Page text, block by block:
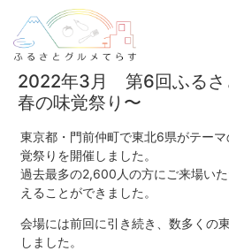
2022年3月 第6回ふるさ
春の味覚祭り〜
東京都・門前仲町で東北6県がテー
覚祭りを開催しました。
過去最多の2,600人の方にご来場い
えることができました。
会場には前回に引き続き、数多くの
しました。